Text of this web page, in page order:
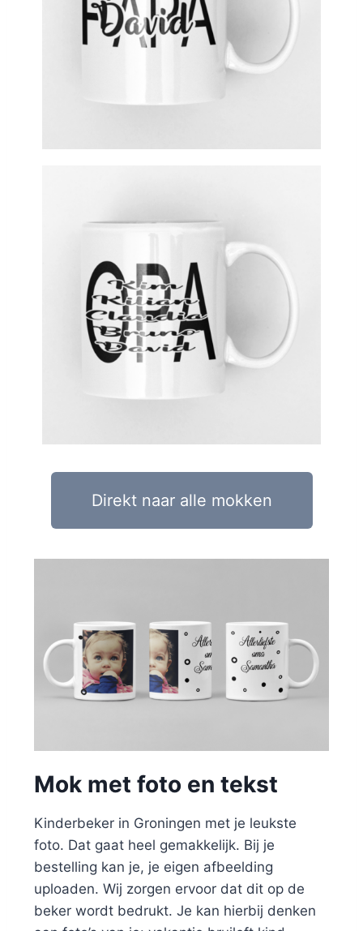
Direkt naar alle mokken
Mok met foto en tekst
Kinderbeker in Groningen met je leukste
foto. Dat gaat heel gemakkelijk. Bij je
bestelling kan je, je eigen afbeelding
uploaden. Wij zorgen ervoor dat dit op de
beker wordt bedrukt. Je kan hierbij denken